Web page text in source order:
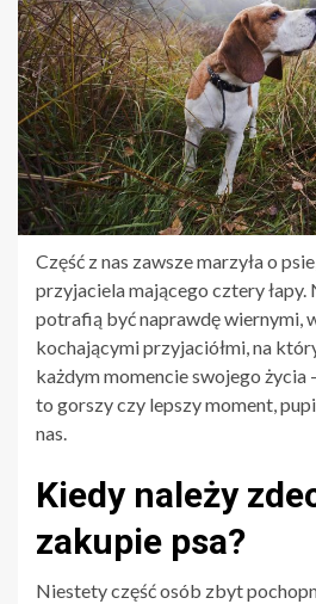
Część z nas zawsze marzyła o
przyjaciela mającego cztery łapy.
potrafią być naprawdę wiernymi,
kochającymi przyjaciółmi, na
każdym momencie swojego życia
to gorszy czy lepszy moment,
nas.
Kiedy należy
zakupie psa?
Niestety część osób zbyt